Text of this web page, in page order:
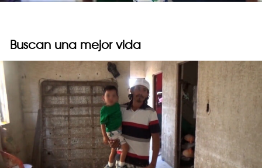
Buscan una mejor vida